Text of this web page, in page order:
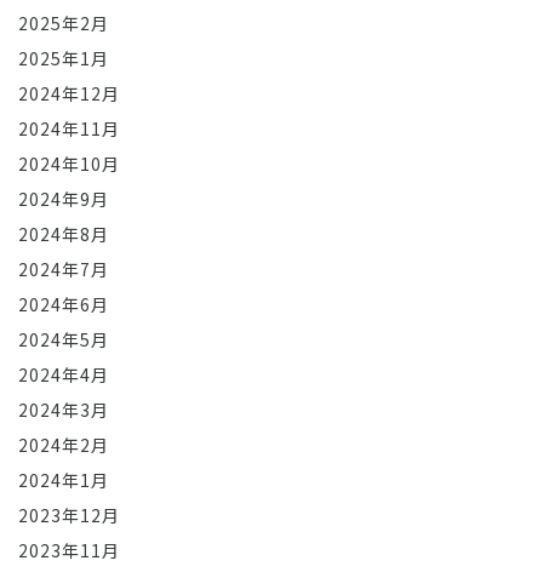
2025年2月
2025年1月
2024年12月
2024年11月
2024年10月
2024年9月
2024年8月
2024年7月
2024年6月
2024年5月
2024年4月
2024年3月
2024年2月
2024年1月
2023年12月
2023年11月